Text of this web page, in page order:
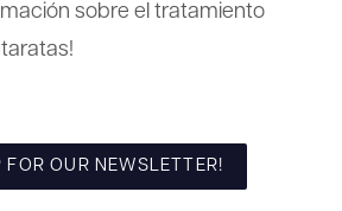
sobre el tratamiento
FOR OUR NEWSLETTER!